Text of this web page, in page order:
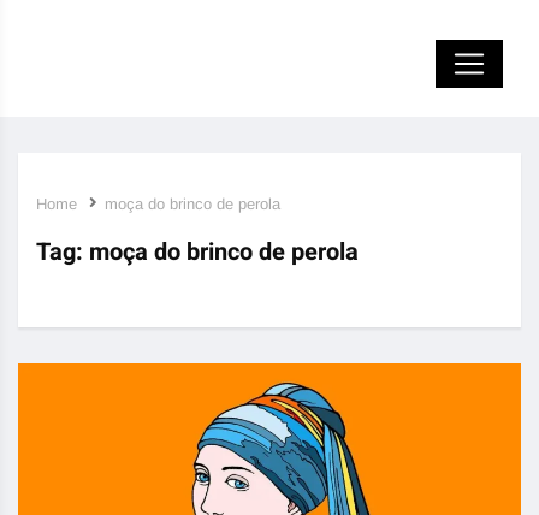
Home moça do brinco de perola
Tag: moça do brinco de perola